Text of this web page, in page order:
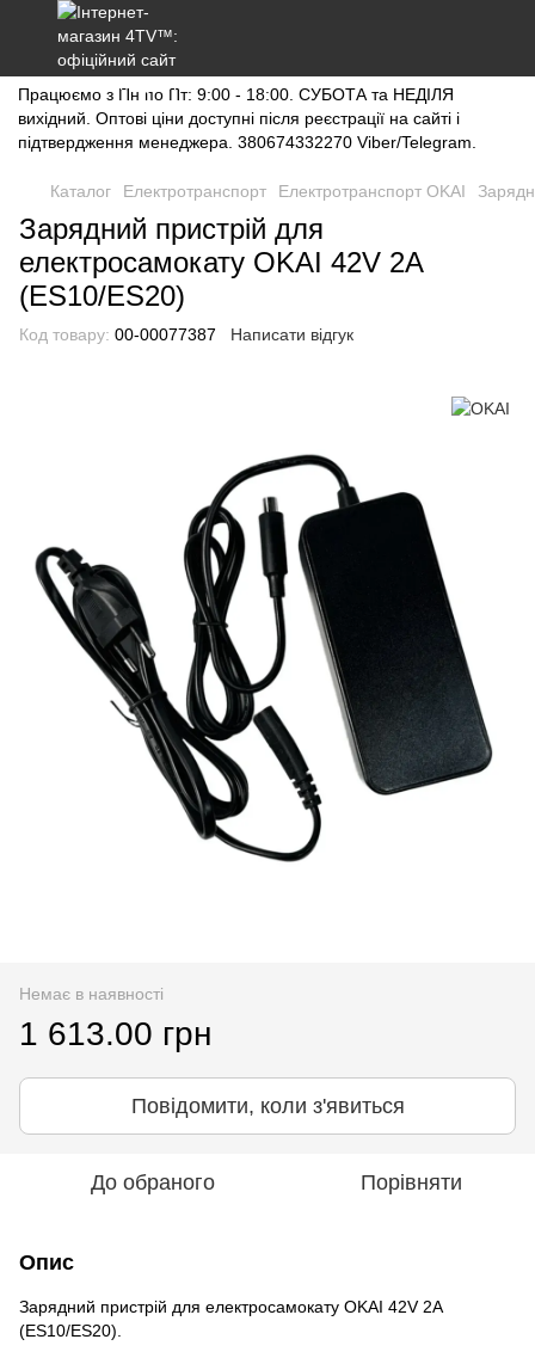
Працюємо з Пн по Пт: 9:00 - 18:00. СУБОТА та НЕДІЛЯ
вихідний. Оптові ціни доступні після реєстрації на сайті і
підтвердження менеджера. 380674332270 Viber/Telegram.
Каталог Електротранспорт Електротранспорт OKAI
Зарядний пристрій для
електросамокату OKAI 42V 2A
(ES10/ES20)
Код товару: 00-00077387 Написати відгук
Немає в наявності
1 613.00 грн
Повідомити, коли з'явиться
До обраного Порівняти
Опис
Зарядний пристрій для електросамокату OKAI 42V 2A
(ES10/ES20).